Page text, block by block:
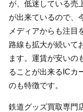
が、低迷している売
が出来ているので、
メディアからも注目
路線も拡大が続いて
ます。運賃が安いの
ることが出来るICカ
のも特徴です。
鉄道グッズ買取専門